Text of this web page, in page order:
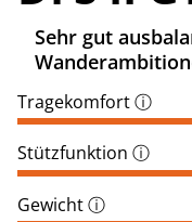
Sehr gut
Tragekomfortⓘ
Stützfunktion ⓘ
Gewichtⓘ